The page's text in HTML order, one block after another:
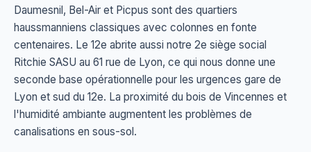
Daumesnil, Bel-Air et Picpus sont des quartiers
haussmanniens classiques avec colonnes en fonte
centenaires. Le 12e abrite aussi notre 2e siège social
Ritchie SASU au 61 rue de Lyon, ce qui nous donne une
seconde base opérationnelle pour les urgences gare de
Lyon et sud du 12e. La proximité du bois de Vincennes et
l'humidité ambiante augmentent les problèmes de
canalisations en sous-sol.